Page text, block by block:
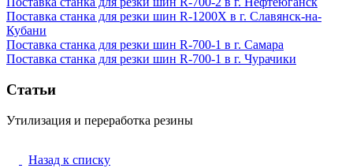
Поставка станка для резки шин R-1200X в г. Славянск-на-
Кубани
Поставка станка для резки шин R-700-1 в г. Самара
Поставка станка для резки шин R-700-1 в г. Чурачики
Статьи
Утилизация и переработка резины
Назад к списку